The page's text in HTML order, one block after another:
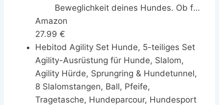
Beweglichkeit deines Hundes. Ob für
das Wettkampftraining oder einfach
nur zum Spaß: Dieses hunde agility
set ist perfekt, um Vertrauen zu
deinem Hund aufzubauen und ihn
gesund
Amazon
27.99 €
Hebitod Agility Set Hunde, 5-teiliges Set
Agility-Ausrüstung für Hunde, Slalom,
Agility Hürde, Sprungring & Hundetunnel,
8 Slalomstangen, Ball, Pfeife,
Tragetasche, Hundeparcour, Hundesport